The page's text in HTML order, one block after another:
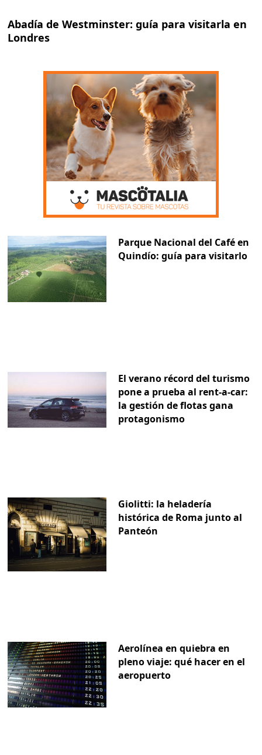
Abadía de Westminster: guía para visitarla en
Londres
Parque Nacional del Café en
Quindío: guía para visitarlo
El verano récord del turismo
pone a prueba al rent-a-car:
la gestión de flotas gana
protagonismo
Giolitti: la heladería
histórica de Roma junto al
Panteón
Aerolínea en quiebra en
pleno viaje: qué hacer en el
aeropuerto